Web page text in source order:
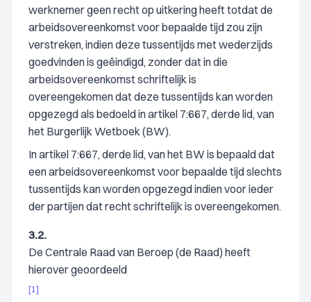
werknemer geen recht op uitkering heeft totdat de
arbeidsovereenkomst voor bepaalde tijd zou zijn
verstreken, indien deze tussentijds met wederzijds
goedvinden is geëindigd, zonder dat in die
arbeidsovereenkomst schriftelijk is
overeengekomen dat deze tussentijds kan worden
opgezegd als bedoeld in artikel 7:667, derde lid, van
het Burgerlijk Wetboek (BW).
In artikel 7:667, derde lid, van het BW is bepaald dat
een arbeidsovereenkomst voor bepaalde tijd slechts
tussentijds kan worden opgezegd indien voor ieder
der partijen dat recht schriftelijk is overeengekomen.
3.2.
De Centrale Raad van Beroep (de Raad) heeft
hierover geoordeeld
[1]